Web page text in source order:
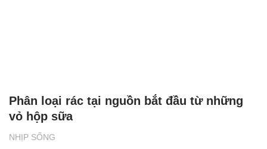
NHỊP SỐNG
Phân loại rác tại nguồn bắt đầu từ những
vỏ hộp sữa